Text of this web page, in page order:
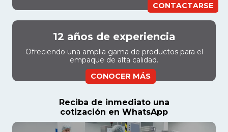
CONTACTARSE
12 años de experiencia
Ofreciendo una amplia gama de productos para el
empaque de alta calidad.
CONOCER MÁS
Reciba de inmediato una
cotización en WhatsApp